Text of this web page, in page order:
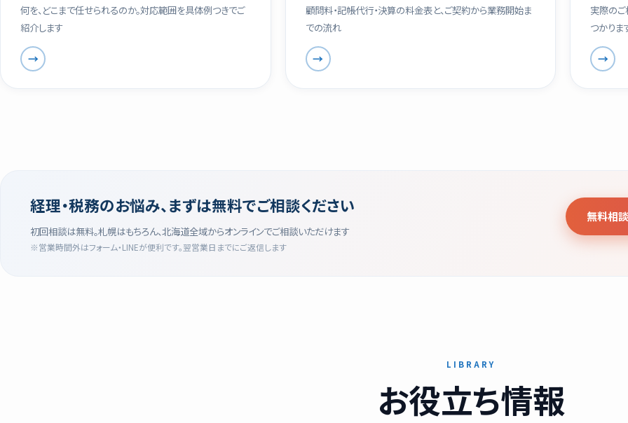
何を、どこまで任せられるのか。対応範囲を具体例つきでご
紹介します
→
顧問料・記帳代行・決算の料金表と、ご契約から業務開始ま
での流れ
→
実際のご
つかりま
→
経理・税務のお悩み、まずは無料でご相談ください
初回相談は無料。札幌はもちろん、北海道全域からオンラインでご相談いただけます
無料相
※営業時間外はフォーム・LINEが便利です。翌営業日までにご返信します
LIBRARY
お役立ち情報